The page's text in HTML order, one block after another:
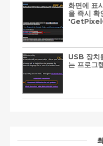
화면에 표
을 즉시 확
USB 장치
는 프로